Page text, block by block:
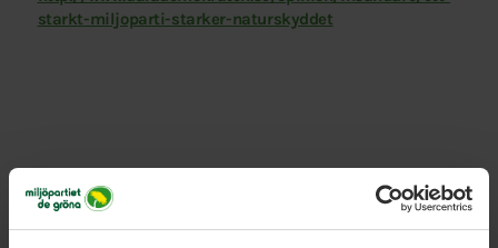
starkt-miljoparti-starker-naturskyddet
Relaterade nyheter